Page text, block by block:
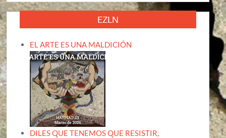
EZLN
EL ARTE ES UNA MALDICIÓN
DILES QUE TENEMOS QUE RESISTIR,